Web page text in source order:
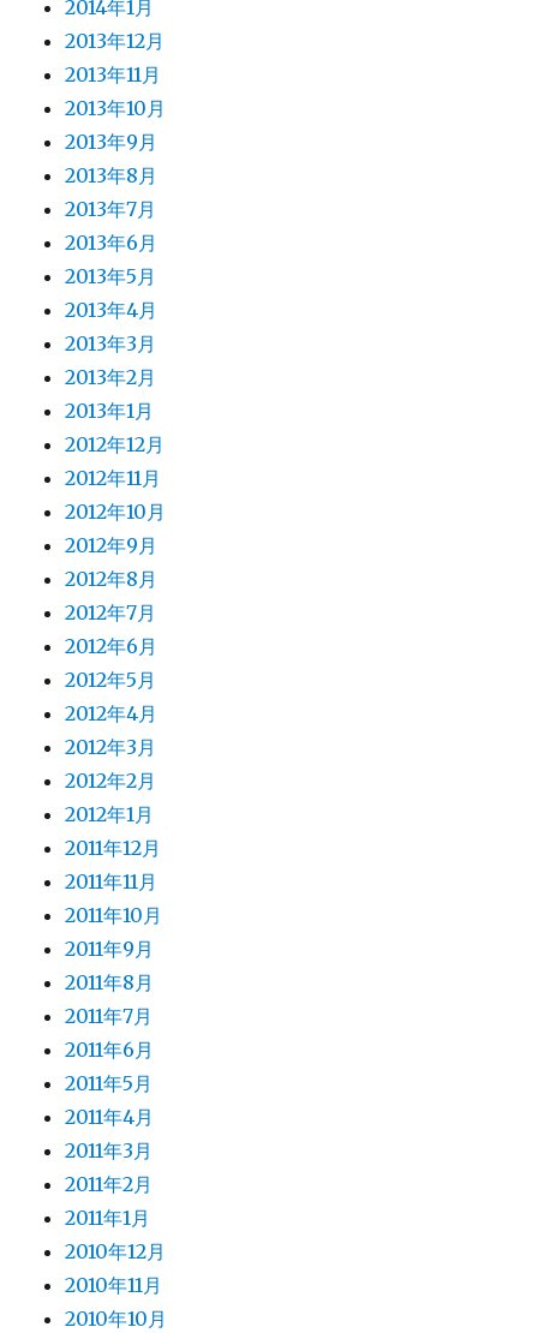
2014年1月
2013年12月
2013年11月
2013年10月
2013年9月
2013年8月
2013年7月
2013年6月
2013年5月
2013年4月
2013年3月
2013年2月
2013年1月
2012年12月
2012年11月
2012年10月
2012年9月
2012年8月
2012年7月
2012年6月
2012年5月
2012年4月
2012年3月
2012年2月
2012年1月
2011年12月
2011年11月
2011年10月
2011年9月
2011年8月
2011年7月
2011年6月
2011年5月
2011年4月
2011年3月
2011年2月
2011年1月
2010年12月
2010年11月
2010年10月